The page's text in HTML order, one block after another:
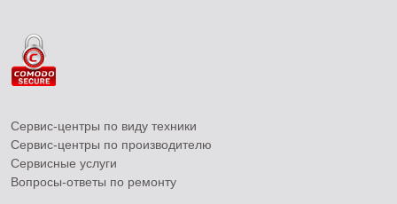
Сервис-центры по виду техники
Сервис-центры по производителю
Сервисные услуги
Вопросы-ответы по ремонту